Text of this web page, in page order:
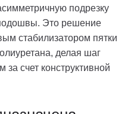
подрезку
Это решение
стабилизатором пятки
делая шаг
счет конструктивной